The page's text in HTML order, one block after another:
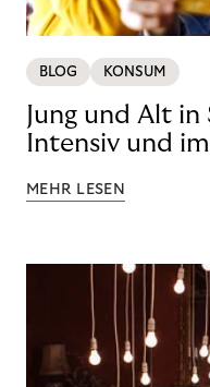
BLOG KONSUM
Jung und Alt
Intensiv und
MEHR LESEN